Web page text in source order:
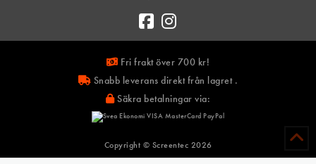
Fri frakt över 700 kr!
Snabb leverans direkt från lagret .
Säkra betalningar via:
Copyright © Screentec 2026